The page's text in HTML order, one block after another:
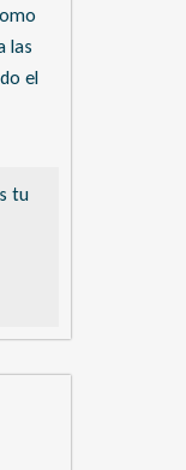
las
el
tu